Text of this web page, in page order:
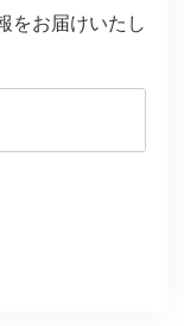
をお届けいたし